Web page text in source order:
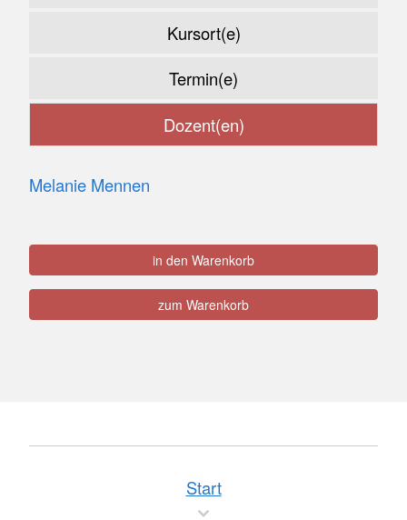
Kursort(e)
Termin(e)
Dozent(en)
Melanie Mennen
in den Warenkorb
zum Warenkorb
Start